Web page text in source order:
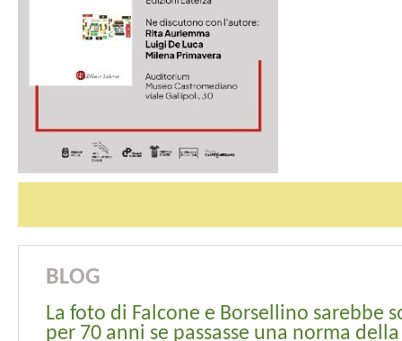
BLOG
La foto di Falcone e Borsellino sarebbe
per 70 anni se passasse una norma della